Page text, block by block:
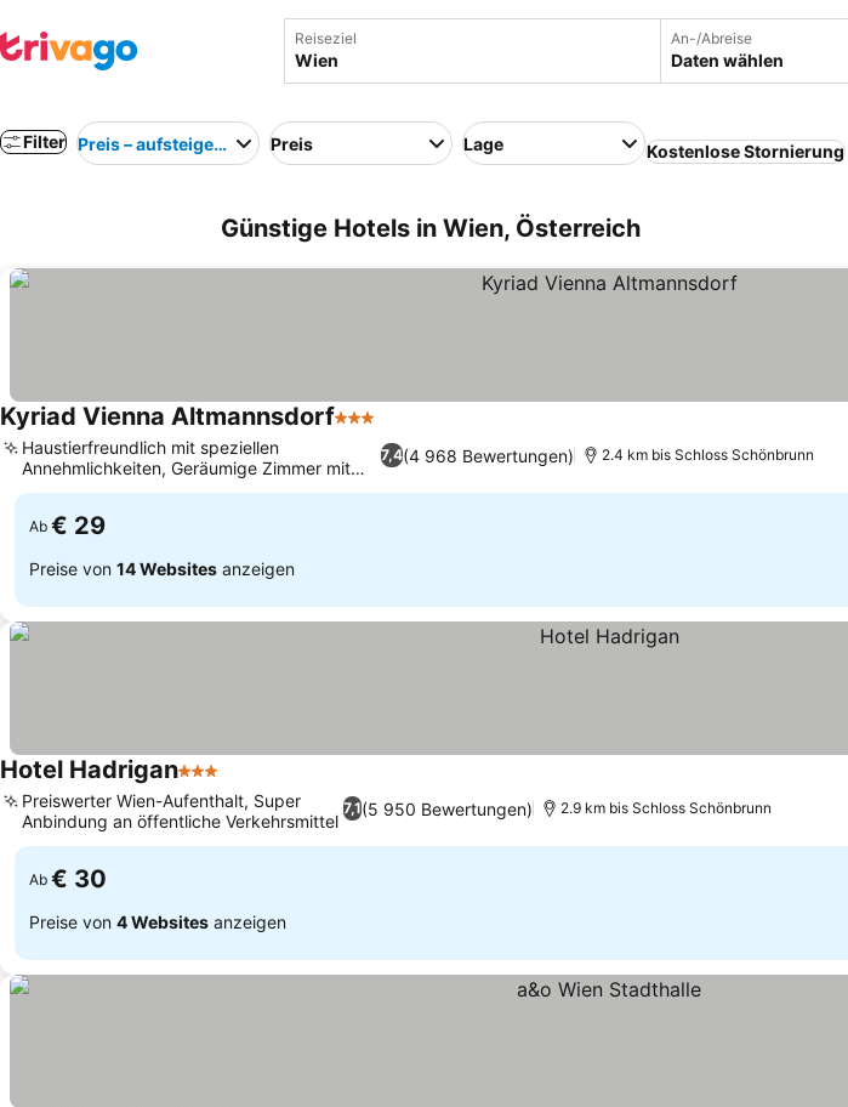
Reiseziel An-/Abreise
Daten wählen
Filter Preis – aufsteigend Preis Lage Kostenlose Stornierung
Günstige Hotels in Wien, Österreich
Kyriad Vienna Altmannsdorf3 Sterne
7,4(4 968 Bewertungen)
Haustierfreundlich mit speziellen
Annehmlichkeiten, Geräumige Zimmer mit
separatem WC
2.4 km bis Schloss Schönbrunn
Ab € 29
Preise von 14 Websites anzeigen
Hotel Hadrigan3 Sterne
7,1(5 950 Bewertungen)
Preiswerter Wien-Aufenthalt, Super
Anbindung an öffentliche Verkehrsmittel
2.9 km bis Schloss Schönbrunn
Ab € 30
Preise von 4 Websites anzeigen